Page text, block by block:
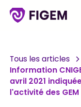
Tous les articles
Information
avril 2021
l'activité des GEM